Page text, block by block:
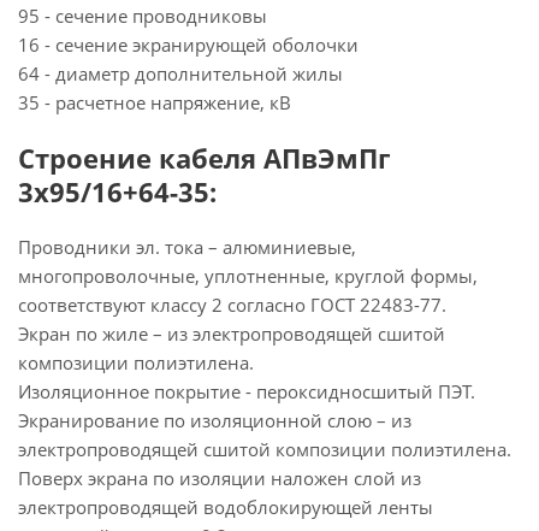
95 - сечение проводниковы
16 - сечение экранирующей оболочки
64 - диаметр дополнительной жилы
35 - расчетное напряжение, кВ
Строение кабеля АПвЭмПг
3х95/16+64-35:
Проводники эл. тока – алюминиевые,
многопроволочные, уплотненные, круглой формы,
соответствуют классу 2 согласно ГОСТ 22483-77.
Экран по жиле – из электропроводящей сшитой
композиции полиэтилена.
Изоляционное покрытие - пероксидносшитый ПЭТ.
Экранирование по изоляционной слою – из
электропроводящей сшитой композиции полиэтилена.
Поверх экрана по изоляции наложен слой из
электропроводящей водоблокирующей ленты